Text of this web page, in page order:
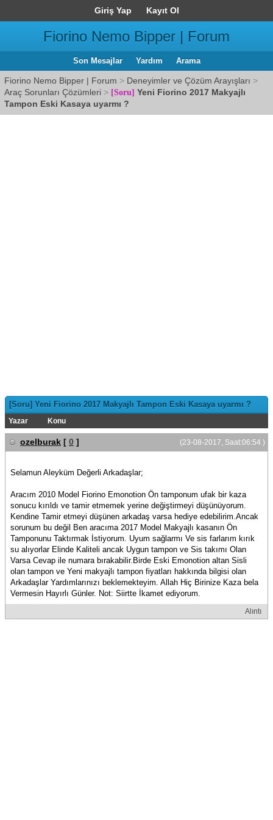
Giriş Yap Kayıt Ol
Fiorino Nemo Bipper | Forum
Son Mesajlar Yardım Arama
Fiorino Nemo Bipper | Forum > Deneyimler ve Çözüm Arayışları >
Araç Sorunları Çözümleri > [Soru] Yeni Fiorino 2017 Makyajlı
Tampon Eski Kasaya uyarmı ?
[Soru] Yeni Fiorino 2017 Makyajlı Tampon Eski Kasaya uyarmı ?
Yazar Konu
(23-08-2017, Saat:06:54 )
ozelburak [ 0 ]
Selamun Aleyküm Değerli Arkadaşlar;
Aracım 2010 Model Fiorino Emonotion Ön tamponum ufak bir kaza
sonucu kırıldı ve tamir etmemek yerine değiştirmeyi düşünüyorum.
Kendine Tamir etmeyi düşünen arkadaş varsa hediye edebilirim.Ancak
sorunum bu değil Ben aracıma 2017 Model Makyajlı kasanın Ön
Tamponunu Taktırmak İstiyorum. Uyum sağlarmı Ve sis farlarım kırık
su alıyorlar Elinde Kaliteli ancak Uygun tampon ve Sis takımı Olan
Varsa Cevap ile numara bırakabilir.Birde Eski Emonotion altan Sisli
olan tampon ve Yeni makyajlı tampon fiyatları hakkında bilgisi olan
Arkadaşlar Yardımlarınızı beklemekteyim. Allah Hiç Birinize Kaza bela
Vermesin Hayırlı Günler. Not: Siirtte İkamet ediyorum.
Alıntı